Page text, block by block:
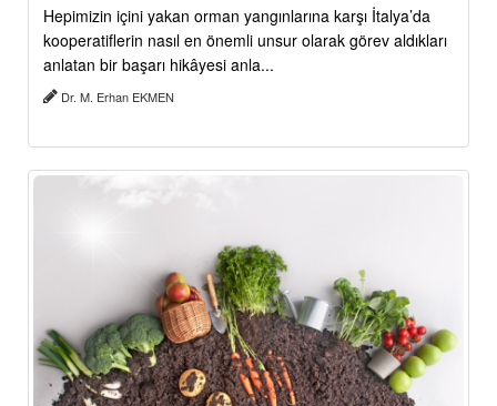
Hepimizin içini yakan orman yangınlarına karşı İtalya’da
kooperatiflerin nasıl en önemli unsur olarak görev aldıkları
anlatan bir başarı hikâyesi anla...
Dr. M. Erhan EKMEN